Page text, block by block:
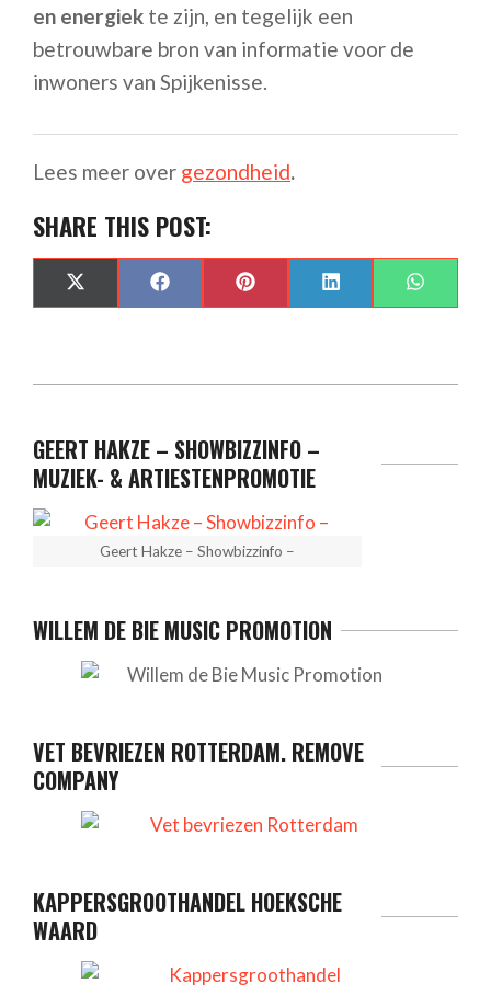
en energiek te zijn, en tegelijk een
betrouwbare bron van informatie voor de
inwoners van Spijkenisse.
Lees meer over gezondheid.
SHARE THIS POST:
(TWITTER)
FACEBOOK PINTEREST LINKEDIN
GEERT HAKZE – SHOWBIZZINFO –
MUZIEK- & ARTIESTENPROMOTIE
Geert Hakze – Showbizzinfo –
WILLEM DE BIE MUSIC PROMOTION
VET BEVRIEZEN ROTTERDAM. REMOVE
COMPANY
KAPPERSGROOTHANDEL HOEKSCHE
WAARD